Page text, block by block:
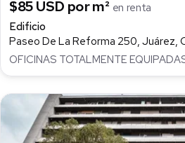
$85 USD por m² en renta
Edificio
Paseo De La Reforma 250, Juárez,
OFICINAS TOTALMENTE